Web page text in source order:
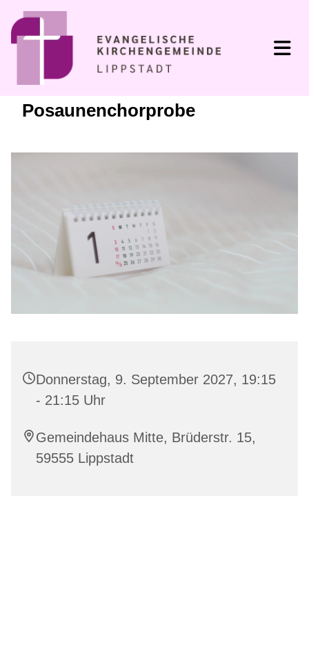
Posaunenchorprobe
Donnerstag, 9. September 2027, 19:15
- 21:15 Uhr
Gemeindehaus Mitte, Brüderstr. 15,
59555 Lippstadt